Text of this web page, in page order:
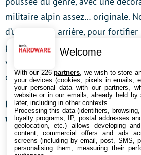
militaire alpin assez… originale.
d’une plaque arrière, pour
participant à la dissipation
ventilateurs appuient le
composants, chipset Intel Z97 et
Gigabyte X299X
Waterforce (2020)
Welcome
With our 226partners , we wish to store
your devices (cookies, pixels in emails,
your personal data with our partners,
website or in our emails, already held
later, including in other contexts.
Processing this data (identifiers,
loyalty programs, IP, postal addresses
geolocation, etc.) allows developing
content, commercial offers and ads
screens (including by email, post, SMS,
personalising them, measuring their